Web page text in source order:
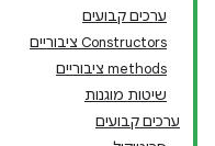
ערכים קבועים
Constructors ציבוריים
‫methods ציבוריים
שיטות מוגנות
ערכים קבועים